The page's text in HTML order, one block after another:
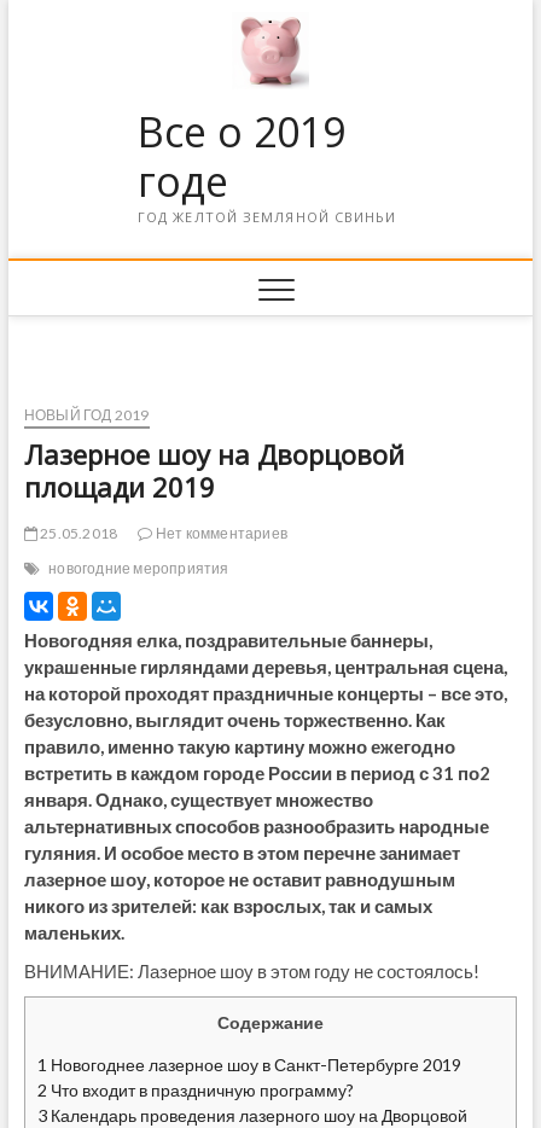
Все о 2019
годе
ГОД ЖЕЛТОЙ ЗЕМЛЯНОЙ СВИНЬИ
НОВЫЙ ГОД 2019
Лазерное шоу на Дворцовой
площади 2019
25.05.2018
Нет комментариев
новогодние мероприятия
Новогодняя елка, поздравительные баннеры,
украшенные гирляндами деревья, центральная сцена,
на которой проходят праздничные концерты – все это,
безусловно, выглядит очень торжественно. Как
правило, именно такую картину можно ежегодно
встретить в каждом городе России в период с 31 по2
января. Однако, существует множество
альтернативных способов разнообразить народные
гуляния. И особое место в этом перечне занимает
лазерное шоу, которое не оставит равнодушным
никого из зрителей: как взрослых, так и самых
маленьких.
ВНИМАНИЕ: Лазерное шоу в этом году не состоялось!
Содержание
1 Новогоднее лазерное шоу в Санкт-Петербурге 2019
2 Что входит в праздничную программу?
3Календарь проведения лазерного шоу на Дворцовой